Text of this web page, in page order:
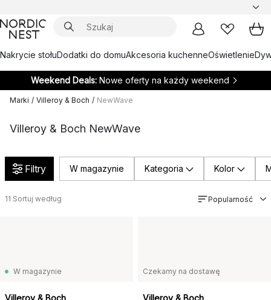
Nakrycie stołuDodatki do domuAkcesoria kuchenneOświetlenie
Weekend Deals: Nowe oferty na każdy weekend
Marki / Villeroy & Boch / NewWave
Villeroy & Boch NewWave
Filtry W magazynie Kategoria Kolor
11 Sortuj według Popularność
W magazynie
Villeroy & Boch
Czekamy na dostawę
Villeroy & Boch